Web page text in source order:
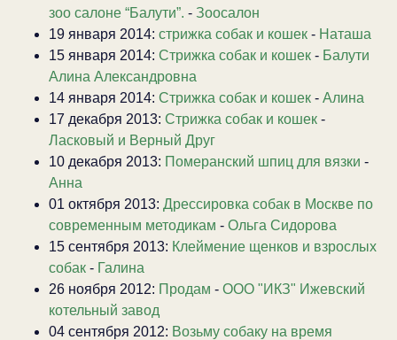
зоо салоне “Балути”. - Зоосалон
19 января 2014: стрижка собак и кошек - Наташа
15 января 2014: Стрижка собак и кошек - Балути
Алина Александровна
14 января 2014: Стрижка собак и кошек - Алина
17 декабря 2013: Стрижка собак и кошек -
Ласковый и Верный Друг
10 декабря 2013: Померанский шпиц для вязки -
Анна
01 октября 2013: Дрессировка собак в Москве по
современным методикам - Ольга Сидорова
15 сентября 2013: Клеймение щенков и взрослых
собак - Галина
26 ноября 2012: Продам - ООО "ИКЗ" Ижевский
котельный завод
04 сентября 2012: Возьму собаку на время